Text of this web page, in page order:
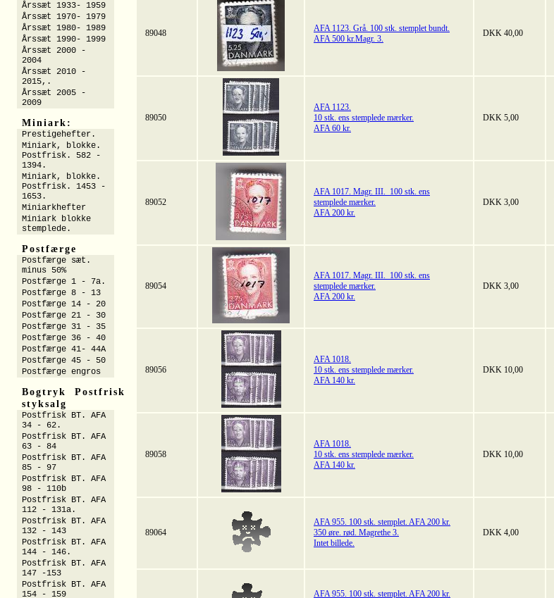
89048
AFA 1123. Grå. 100 stk. stemplet bundt.
AFA 500 kr.Magr. 3.
DKK 40,00
89050
AFA 1123.
10 stk. ens stemplede mærker.
AFA 60 kr.
DKK 5,00
89052
AFA 1017. Magr. III. 100 stk. ens
stemplede mærker.
AFA 200 kr.
DKK 3,00
89054
AFA 1017. Magr. III. 100 stk. ens
stemplede mærker.
AFA 200 kr.
DKK 3,00
89056
AFA 1018.
10 stk. ens stemplede mærker.
AFA 140 kr.
DKK 10,00
89058
AFA 1018.
10 stk. ens stemplede mærker.
AFA 140 kr.
DKK 10,00
89064
AFA 955. 100 stk. stemplet. AFA 200 kr.
350 øre. rød. Magrethe 3.
Intet billede.
DKK 4,00
AFA 955. 100 stk. stemplet. AFA 200 kr.
Årssæt 1933- 1959
Årssæt 1970- 1979
Årssæt 1980- 1989
Årssæt 1990- 1999
Årssæt 2000 -
2004
Årssæt 2010 -
2015,.
Årssæt 2005 -
2009
Miniark:
Prestigehefter.
Miniark, blokke.
Postfrisk. 582 -
1394.
Miniark, blokke.
Postfrisk. 1453 -
1653.
Miniarkhefter
Miniark blokke
stemplede.
Postfærge
Postfærge sæt.
minus 50%
Postfærge 1 - 7a.
Postfærge 8 - 13
Postfærge 14 - 20
Postfærge 21 - 30
Postfærge 31 - 35
Postfærge 36 - 40
Postfærge 41- 44A
Postfærge 45 - 50
Postfærge engros
Bogtryk Postfrisk
styksalg
Postfrisk BT. AFA
34 - 62.
Postfrisk BT. AFA
63 - 84
Postfrisk BT. AFA
85 - 97
Postfrisk BT. AFA
98 - 110b
Postfrisk BT. AFA
112 - 131a.
Postfrisk BT. AFA
132 - 143
Postfrisk BT. AFA
144 - 146.
Postfrisk BT. AFA
147 -153
Postfrisk BT. AFA
154 - 159